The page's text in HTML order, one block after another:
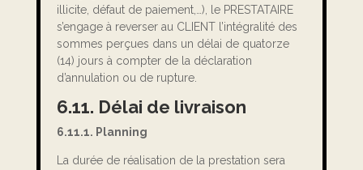
illicite, défaut de paiement,…), le PRESTATAIRE
s’engage à reverser au CLIENT l’intégralité des
sommes perçues dans un délai de quatorze
(14) jours à compter de la déclaration
d’annulation ou de rupture.
6.11. Délai de livraison
6.11.1. Planning
La durée de réalisation de la prestation sera